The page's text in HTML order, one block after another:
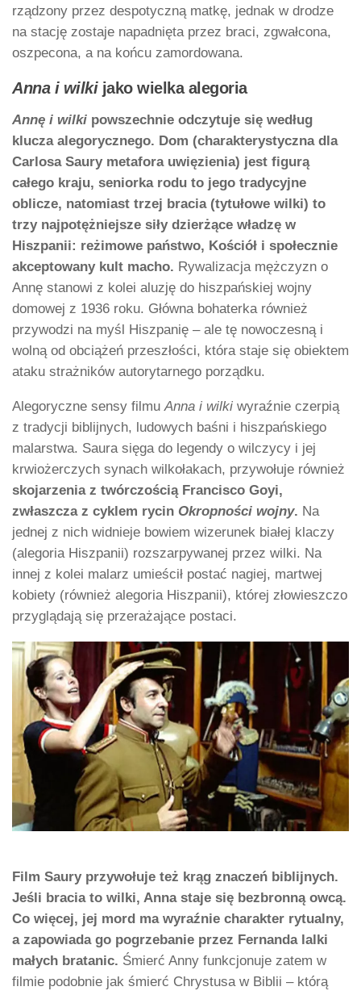
rządzony przez despotyczną matkę, jednak w drodze
na stację zostaje napadnięta przez braci, zgwałcona,
oszpecona, a na końcu zamordowana.
Anna i wilkijako wielka alegoria
Annę i wilki powszechnie odczytuje się według
klucza alegorycznego. Dom (charakterystyczna dla
Carlosa Saury metafora uwięzienia) jest figurą
całego kraju, seniorka rodu to jego tradycyjne
oblicze, natomiast trzej bracia (tytułowe wilki) to
trzy najpotężniejsze siły dzierżące władzę w
Hiszpanii: reżimowe państwo, Kościół i społecznie
akceptowany kult macho. Rywalizacja mężczyzn o
Annę stanowi z kolei aluzję do hiszpańskiej wojny
domowej z 1936 roku. Główna bohaterka również
przywodzi na myśl Hiszpanię – ale tę nowoczesną i
wolną od obciążeń przeszłości, która staje się obiektem
ataku strażników autorytarnego porządku.
Alegoryczne sensy filmu Anna i wilki wyraźnie czerpią
z tradycji biblijnych, ludowych baśni i hiszpańskiego
malarstwa. Saura sięga do legendy o wilczycy i jej
krwiożerczych synach wilkołakach, przywołuje również
skojarzenia z twórczością Francisco Goyi,
zwłaszcza z cyklem rycin Okropności wojny. Na
jednej z nich widnieje bowiem wizerunek białej klaczy
(alegoria Hiszpanii) rozszarpywanej przez wilki. Na
innej z kolei malarz umieścił postać nagiej, martwej
kobiety (również alegoria Hiszpanii), której złowieszczo
przyglądają się przerażające postaci.
Film Saury przywołuje też krąg znaczeń biblijnych.
Jeśli bracia to wilki, Anna staje się bezbronną owcą.
Co więcej, jej mord ma wyraźnie charakter rytualny,
a zapowiada go pogrzebanie przez Fernanda lalki
małych bratanic. Śmierć Anny funkcjonuje zatem w
filmie podobnie jak śmierć Chrystusa w Biblii – którą